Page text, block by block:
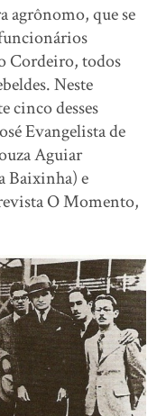
agrônomo, que se
Cordeiro, todos
Neste
cinco desses
Evangelista de
Aguiar
Baixinha) e
O Momento,